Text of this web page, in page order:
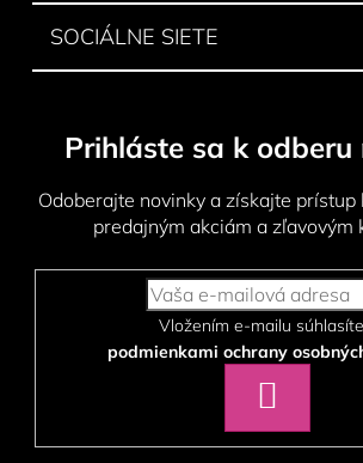
SOCIÁLNE SIETE
Prihláste sa k odberu
Odoberajte novinky a získajte prístup
predajným akciám a zľavovým
podmienkami ochrany
SA